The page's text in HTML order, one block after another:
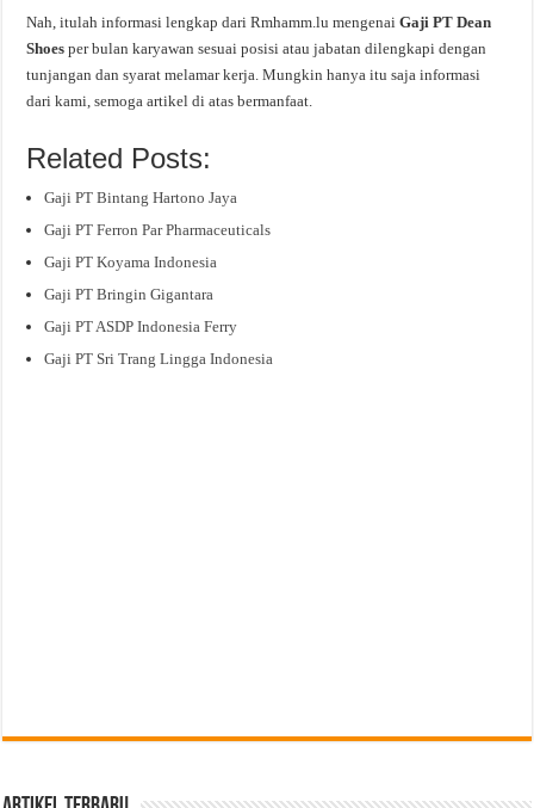
Nah, itulah informasi lengkap dari Rmhamm.lu mengenaiGaji PT Dean
Shoesper bulan karyawan sesuai posisi atau jabatan dilengkapi dengan
tunjangan dan syarat melamar kerja. Mungkin hanya itu saja informasi
dari kami, semoga artikel di atas bermanfaat.
Related Posts:
Gaji PT Bintang Hartono Jaya
Gaji PT Ferron Par Pharmaceuticals
Gaji PT Koyama Indonesia
Gaji PT Bringin Gigantara
Gaji PT ASDP Indonesia Ferry
Gaji PT Sri Trang Lingga Indonesia